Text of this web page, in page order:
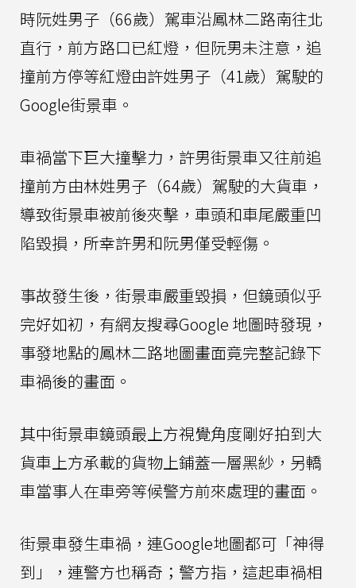
時阮姓男子（66歲）駕車沿鳳林二路南往北
直行，前方路口已紅燈，但阮男未注意，追
撞前方停等紅燈由許姓男子（41歲）駕駛的
Google街景車。
車禍當下巨大撞擊力，許男街景車又往前追
撞前方由林姓男子（64歲）駕駛的大貨車，
導致街景車被前後夾擊，車頭和車尾嚴重凹
陷毀損，所幸許男和阮男僅受輕傷。
事故發生後，街景車嚴重毀損，但鏡頭似乎
完好如初，有網友搜尋Google 地圖時發現，
事發地點的鳳林二路地圖畫面竟完整記錄下
車禍後的畫面。
其中街景車鏡頭最上方視覺角度剛好拍到大
貨車上方承載的貨物上鋪蓋一層黑紗，另轎
車當事人在車旁等候警方前來處理的畫面。
街景車發生車禍，連Google地圖都可「神得
到」，連警方也稱奇；警方指，這起車禍相